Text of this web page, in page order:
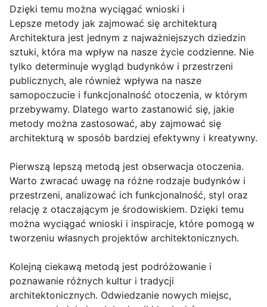
Dzięki temu można wyciągać wnioski i
Lepsze metody jak zajmować się architekturą
Architektura jest jednym z najważniejszych dziedzin
sztuki, która ma wpływ na nasze życie codzienne. Nie
tylko determinuje wygląd budynków i przestrzeni
publicznych, ale również wpływa na nasze
samopoczucie i funkcjonalność otoczenia, w którym
przebywamy. Dlatego warto zastanowić się, jakie
metody można zastosować, aby zajmować się
architekturą w sposób bardziej efektywny i kreatywny.
Pierwszą lepszą metodą jest obserwacja otoczenia.
Warto zwracać uwagę na różne rodzaje budynków i
przestrzeni, analizować ich funkcjonalność, styl oraz
relację z otaczającym je środowiskiem. Dzięki temu
można wyciągać wnioski i inspiracje, które pomogą w
tworzeniu własnych projektów architektonicznych.
Kolejną ciekawą metodą jest podróżowanie i
poznawanie różnych kultur i tradycji
architektonicznych. Odwiedzanie nowych miejsc,